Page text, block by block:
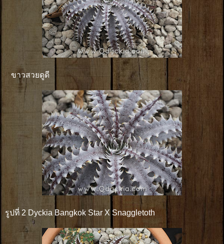
ขาวสวยดูดี
รูปที่ 2 Dyckia Bangkok Star X Snaggletoth